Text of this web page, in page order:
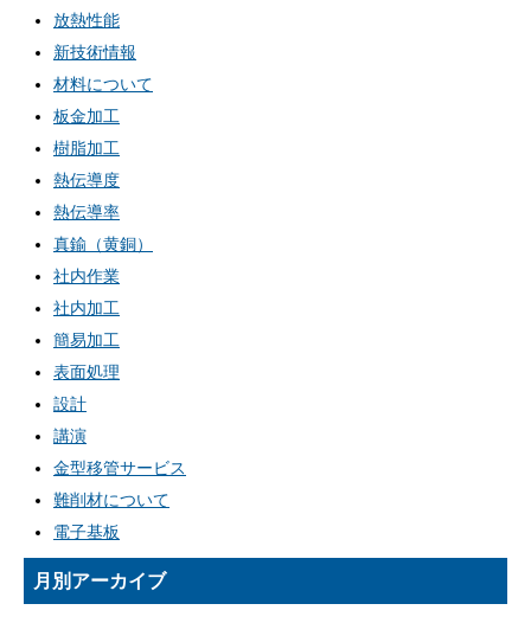
放熱性能
新技術情報
材料について
板金加工
樹脂加工
熱伝導度
熱伝導率
真鍮（黄銅）
社内作業
社内加工
簡易加工
表面処理
設計
講演
金型移管サービス
難削材について
電子基板
月別アーカイブ